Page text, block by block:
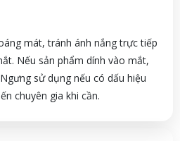
mát, tránh ánh nắng trực tiếp
Nếu sản phẩm dính vào mắt,
sử dụng nếu có dấu hiệu
chuyên gia khi cần.